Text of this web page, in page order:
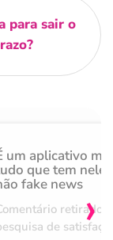
para sair o
um aplicativo
que tem nele
fake news
retirado
de
›